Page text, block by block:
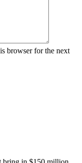
browser for the next